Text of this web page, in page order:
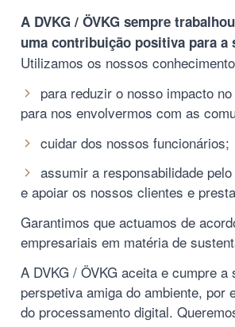
A DVKG / ÖVKG sempre
uma contribuição positiva para a
Utilizamos os nossos
para reduzir o nosso impacto
para nos envolvermos com as
cuidar dos nossos funcionários;
assumir a responsabilidade
e apoiar os nossos clientes e
Garantimos que actuamos de
empresariais em matéria de
A DVKG / ÖVKG aceita e cumpre
perspetiva amiga do ambiente, por
do processamento digital.